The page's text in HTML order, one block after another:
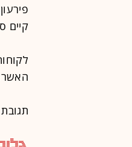
קיים